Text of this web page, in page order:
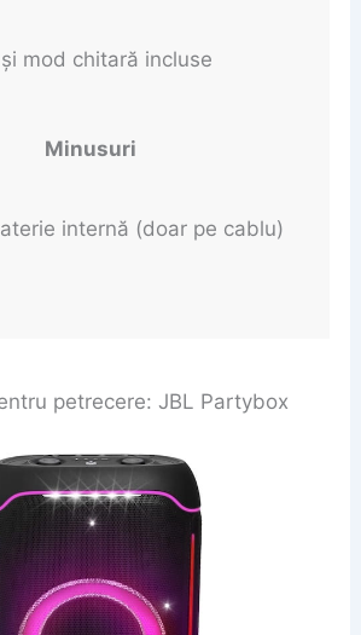
mod chitară incluse
Minusuri
internă (doar pe cablu)
petrecere: JBL Partybox